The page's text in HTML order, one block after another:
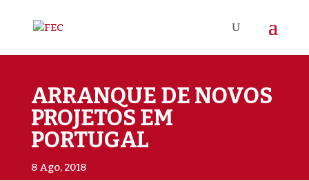
ARRANQUE DE NOVOS
PROJETOS EM
PORTUGAL
8 Ago, 2018